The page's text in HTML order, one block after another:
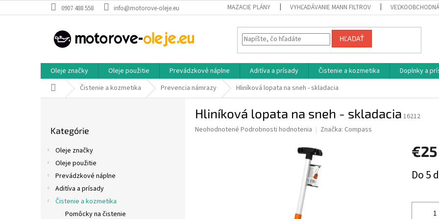
na
0907 488 558 info@motorove-oleje.eu MAZACIE PLÁNY VYHĽADÁVANIE MANN FILTROV
HĽADAŤ
Oleje značky Oleje použitie Prevádzkové náplne Aditíva a prísady Čistenie a kozmetika Doplnky a
Domov Čistenie a kozmetika Prevencia námrazy Hliníková lopata na sneh - skladacia
kategórie
Kategórie
Oleje značky
Oleje použitie
Prevádzkové náplne
Aditíva a prísady
Čistenie a kozmetika
Pomôcky na čistenie
Hliníková lopata na sneh - skladacia 16212
Priemerné
Neohodnotené Podrobnosti hodnotenia Značka: Compass
€25
cena:
Do 5